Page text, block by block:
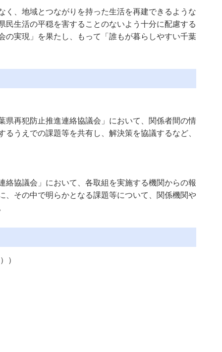
、地域とつながりを持った生活を再建できるような
生活の平穏を害することのないよう十分に配慮する
実現」を果たし、もって「誰もが暮らしやすい千葉
再犯防止推進連絡協議会」において、関係者間の情
うえでの課題等を共有し、解決策を協議するなど、
協議会」において、各取組を実施する機関からの報
その中で明らかとなる課題等について、関係機関や
）